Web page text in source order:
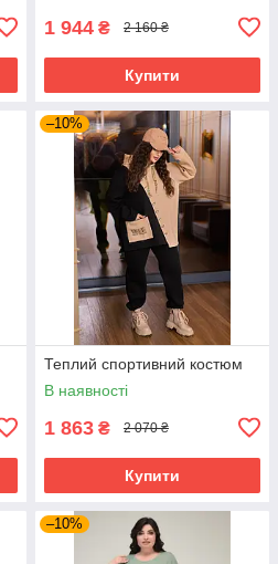
1 944 ₴ 2 160 ₴
Купити
–10%
Теплий спортивний костюм
В наявності
1 863 ₴ 2 070 ₴
Купити
–10%